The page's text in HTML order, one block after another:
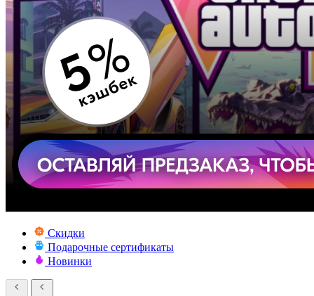
Скидки
Подарочные сертификаты
Новинки